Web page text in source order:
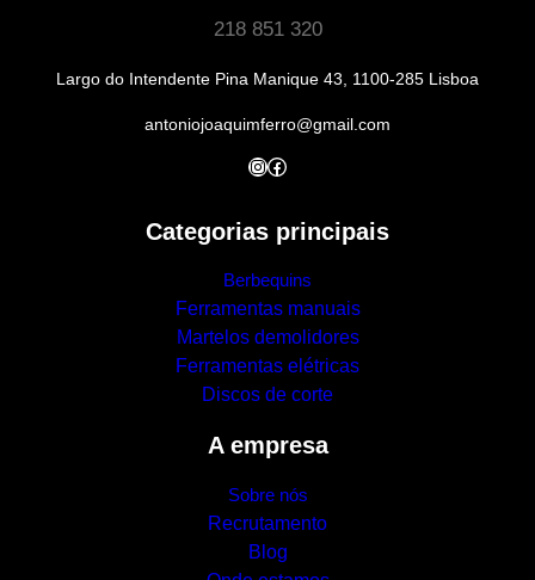
218 851 320
Largo do Intendente Pina Manique 43, 1100-285 Lisboa
antoniojoaquimferro@gmail.com
InstagramFacebook
Categorias principais
Berbequins
Ferramentas manuais
Martelos demolidores
Ferramentas elétricas
Discos de corte
A empresa
Sobre nós
Recrutamento
Blog